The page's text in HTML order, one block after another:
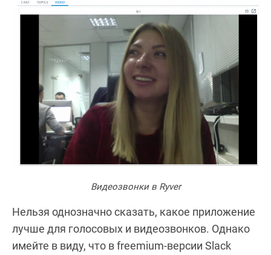
Видеозвонки в Ryver
Нельзя однозначно сказать, какое приложение
лучше для голосовых и видеозвонков. Однако
имейте в виду, что в freemium-версии Slack